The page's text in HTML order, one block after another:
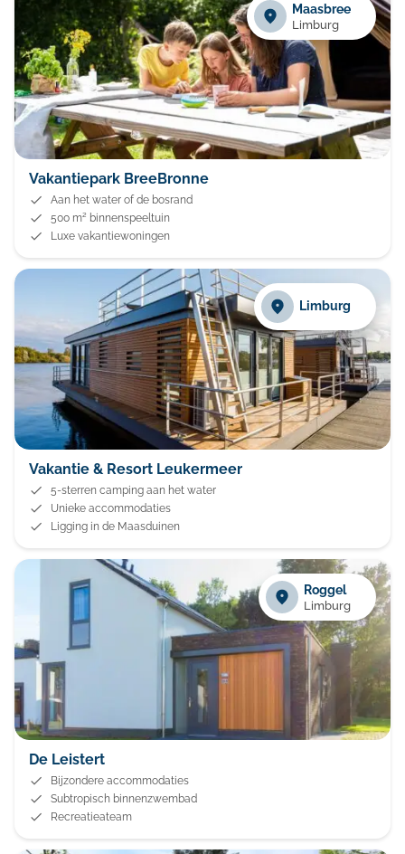
Maasbree
Limburg
Vakantiepark BreeBronne
Aan het water of de bosrand
500 m² binnenspeeltuin
Luxe vakantiewoningen
Limburg
Vakantie & Resort Leukermeer
5-sterren camping aan het water
Unieke accommodaties
Ligging in de Maasduinen
Roggel
Limburg
De Leistert
Bijzondere accommodaties
Subtropisch binnenzwembad
Recreatieateam